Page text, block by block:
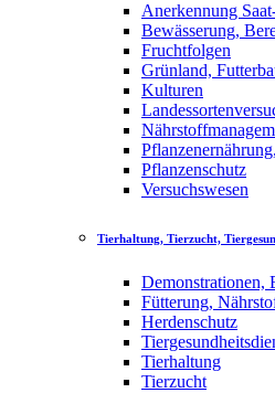
Anerkennung
Bewässerung,
Fruchtfolgen
Grünland,
Kulturen
Pflanzenschutz
Versuchswesen
Tierhaltung, Tierzucht,
Demonstrationen,
Fütterung,
Herdenschutz
Tierhaltung
Tierzucht